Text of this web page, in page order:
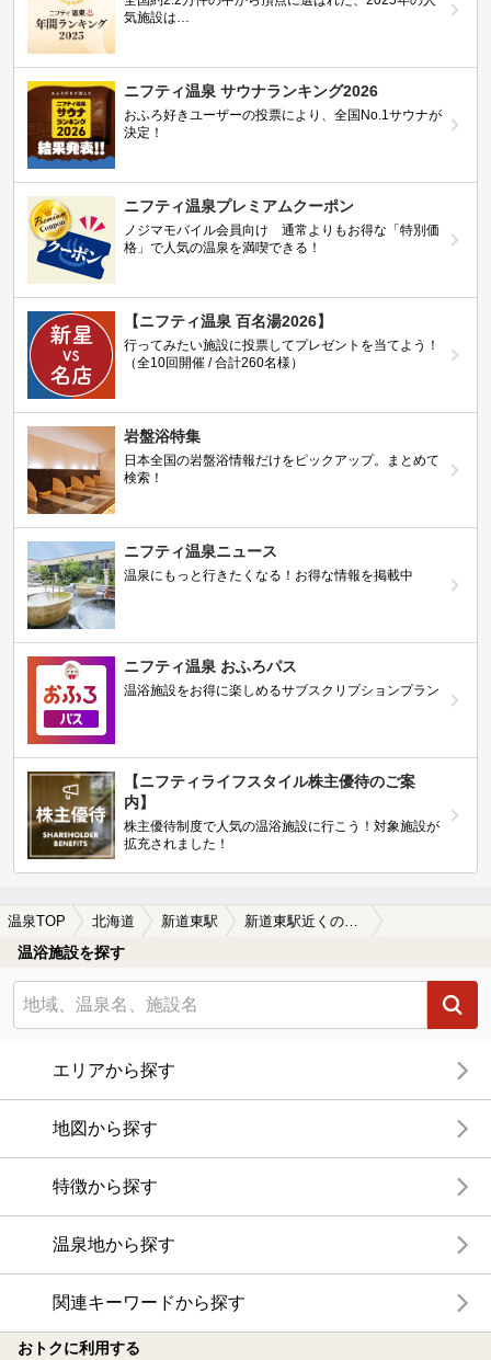
気施設は…
ニフティ温泉 サウナランキング2026
おふろ好きユーザーの投票により、全国No.1サウナが
決定！
ニフティ温泉プレミアムクーポン
ノジマモバイル会員向け 通常よりもお得な「特別価
格」で人気の温泉を満喫できる！
【ニフティ温泉 百名湯2026】
行ってみたい施設に投票してプレゼントを当てよう！
（全10回開催 / 合計260名様）
岩盤浴特集
日本全国の岩盤浴情報だけをピックアップ。まとめて
検索！
ニフティ温泉ニュース
温泉にもっと行きたくなる！お得な情報を掲載中
ニフティ温泉 おふろパス
温浴施設をお得に楽しめるサブスクリプションプラン
【ニフティライフスタイル株主優待のご案
内】
株主優待制度で人気の温浴施設に行こう！対象施設が
拡充されました！
温泉TOP 北海道 新道東駅 新道東駅近くの温泉宿・温泉旅館・ホテルおすすめ(2026年版)
温浴施設を探す
エリアから探す
地図から探す
特徴から探す
温泉地から探す
関連キーワードから探す
おトクに利用する